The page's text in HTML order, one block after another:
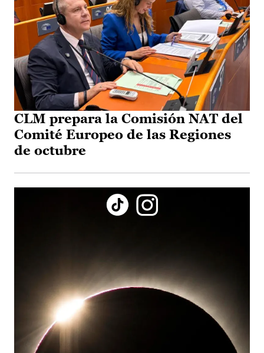
CLM prepara la Comisión NAT del
Comité Europeo de las Regiones
de octubre